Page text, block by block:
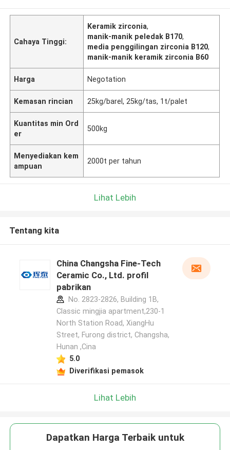
Cahaya Tinggi:
Keramik zirconia,
manik-manik peledak B170,
media penggilingan zirconia B120,
manik-manik keramik zirconia B60
Harga Negotation
Kemasan rincian 25kg/barel, 25kg/tas, 1t/palet
Kuantitas min Ord
er
500kg
Menyediakan kem
ampuan
2000t per tahun
Lihat Lebih
Tentang kita
China Changsha Fine-Tech
Ceramic Co., Ltd. profil
pabrikan
No. 2823-2826, Building 1B,
Classic mingjia apartment,230-1
North Station Road, XiangHu
Street, Furong district, Changsha,
Hunan ,Cina
5.0
Diverifikasi pemasok
Lihat Lebih
Dapatkan Harga Terbaik untuk